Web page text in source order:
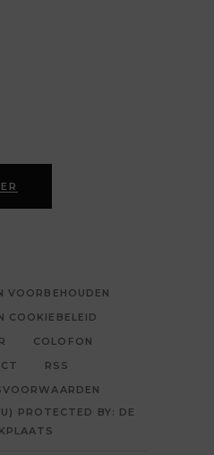
VOORBEHOUDEN
COOKIEBELEID
COLOFON
RSS
PROTECTED BY: DE